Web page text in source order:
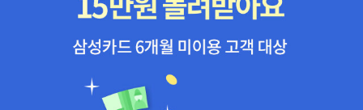
^^그런데 하필, 그날이 모래폭풍이 거세게 부는 날이었네요.신경이
는 헤메다가 모래폭풍을 만나 길을 잃게 되요. 그런 마일즈를 발견한
럭키.마일즈와 자신이 키우는 개와 함께 어느 폐광에 휴식을 취하고
있는 럭키.결국 자신을 찾게 된 브리짓 아줌마와 마을 사람들. 이순간